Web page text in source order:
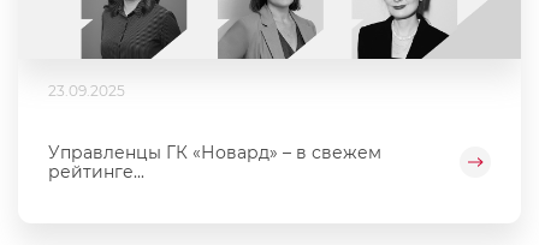
23.09.2025
Управленцы ГК «Новард» – в свежем
рейтинге...